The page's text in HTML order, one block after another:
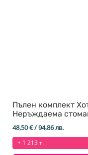
Пълен комплект
Неръждаема
48,50€/ 94,86 лв.
+ 1 213 т.